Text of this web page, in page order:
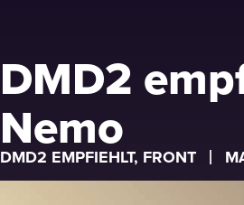
DMD2
Nemo
DMD2 EMPFIEHLT, FRONT